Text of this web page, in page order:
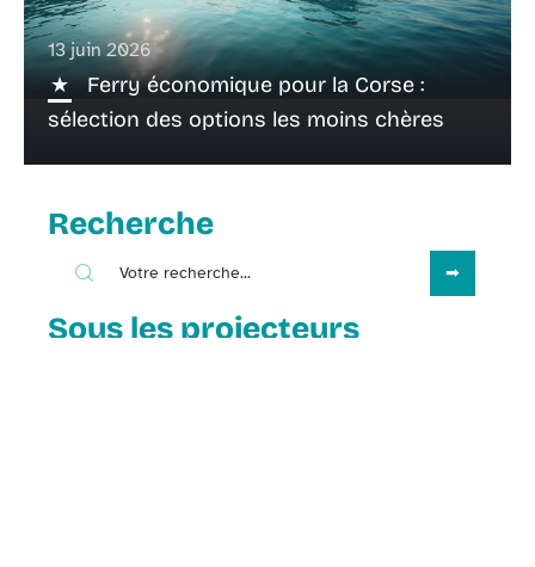
13 juin 2026
Ferry économique pour la Corse :
sélection des options les moins chères
Recherche
Sous les projecteurs